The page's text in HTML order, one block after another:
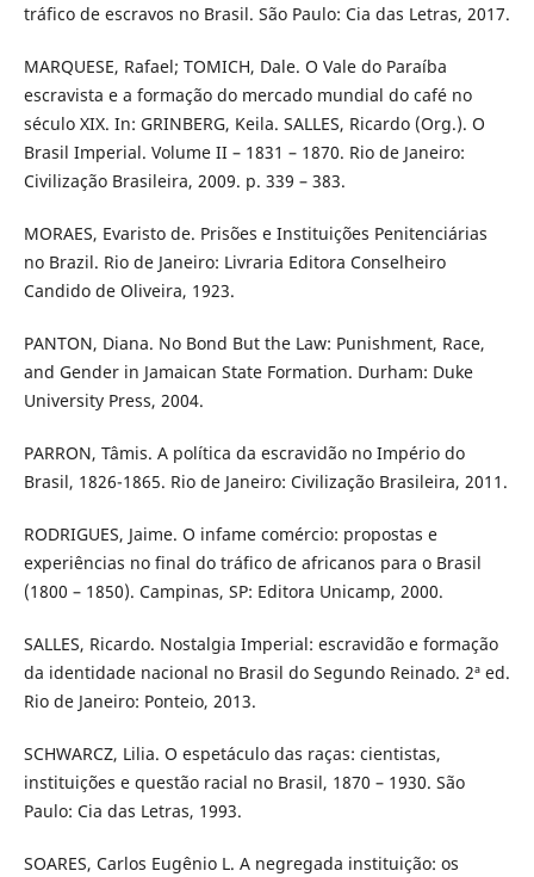
tráfico de escravos no Brasil. São Paulo: Cia das Letras, 2017.
MARQUESE, Rafael; TOMICH, Dale. O Vale do Paraíba
escravista e a formação do mercado mundial do café no
século XIX. In: GRINBERG, Keila. SALLES, Ricardo (Org.). O
Brasil Imperial. Volume II – 1831 – 1870. Rio de Janeiro:
Civilização Brasileira, 2009. p. 339 – 383.
MORAES, Evaristo de. Prisões e Instituições Penitenciárias
no Brazil. Rio de Janeiro: Livraria Editora Conselheiro
Candido de Oliveira, 1923.
PANTON, Diana. No Bond But the Law: Punishment, Race,
and Gender in Jamaican State Formation. Durham: Duke
University Press, 2004.
PARRON, Tâmis. A política da escravidão no Império do
Brasil, 1826-1865. Rio de Janeiro: Civilização Brasileira, 2011.
RODRIGUES, Jaime. O infame comércio: propostas e
experiências no final do tráfico de africanos para o Brasil
(1800 – 1850). Campinas, SP: Editora Unicamp, 2000.
SALLES, Ricardo. Nostalgia Imperial: escravidão e formação
da identidade nacional no Brasil do Segundo Reinado. 2ª ed.
Rio de Janeiro: Ponteio, 2013.
SCHWARCZ, Lilia. O espetáculo das raças: cientistas,
instituições e questão racial no Brasil, 1870 – 1930. São
Paulo: Cia das Letras, 1993.
SOARES, Carlos Eugênio L. A negregada instituição: os